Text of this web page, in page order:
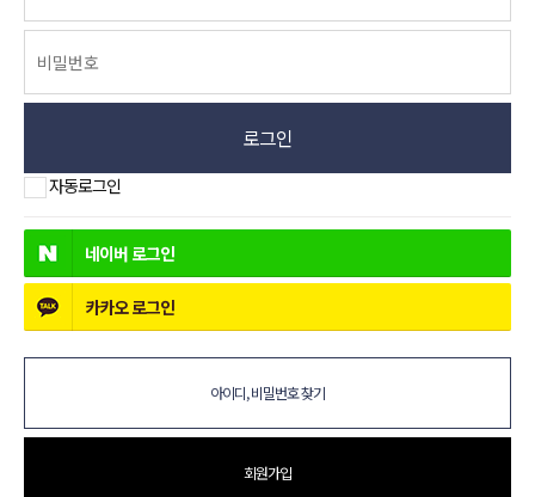
로그인
자동로그인
네이버 로그인
카카오로그인
아이디, 비밀번호 찾기
회원가입